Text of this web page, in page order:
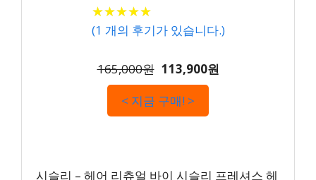
★★★★★
★★★★★
(1 개의 후기가 있습니다.)
165,000원 113,900원
< 지금 구매! >
시슬리 – 헤어 리츄얼 바이 시슬리 프레셔스 헤